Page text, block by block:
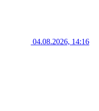
04.08.2026, 14:16